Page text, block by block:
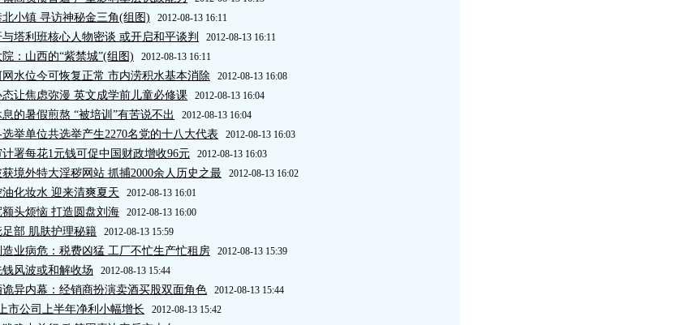
小镇 寻访神秘金三角(组图) 2012-08-13 16:11
与塔利班核心人物密谈 或开启和平谈判
2012-08-13 16:11
：山西的“紫禁城”(组图) 2012-08-13 16:11
水位今可恢复正常 市内涝积水基本消除 2012-08-13 16:08
让焦虑弥漫 英文成学前儿童必修课 2012-08-13 16:04
的暑假煎熬 “被培训”有苦说不出
2012-08-13 16:04
举单位共选举产生2270名党的十八大代表 2012-08-13 16:03
署每花1元钱可促中国财政增收96元 2012-08-13 16:03
境外特大淫秽网站 抓捕2000余人历史之最 2012-08-13 16:02
油化妆水 迎来清爽夏天 2012-08-13 16:01
头烦恼 打造圆盘刘海 2012-08-13 16:00
部 肌肤护理秘籍 2012-08-13 15:59
造业病危：税费凶猛 工厂不忙生产忙租房 2012-08-13 15:39
风波或和解收场 2012-08-13 15:44
异内幕：经销商扮演卖酒买股双面角色 2012-08-13 15:44
市公司上半年净利小幅增长 2012-08-13 15:42